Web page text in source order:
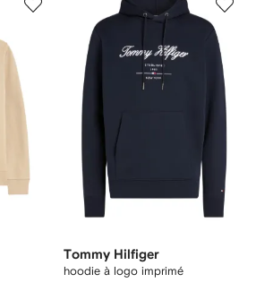
Tommy Hilfiger
hoodie à logo imprimé